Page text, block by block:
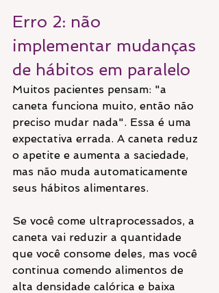
Erro 2: não
implementar mudanças
de hábitos em paralelo
Muitos pacientes pensam: "a
caneta funciona muito, então não
preciso mudar nada". Essa é uma
expectativa errada. A caneta reduz
o apetite e aumenta a saciedade,
mas não muda automaticamente
seus hábitos alimentares.
Se você come ultraprocessados, a
caneta vai reduzir a quantidade
que você consome deles, mas você
continua comendo alimentos de
alta densidade calórica e baixa